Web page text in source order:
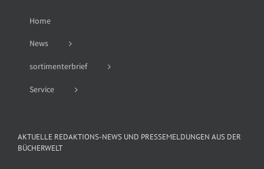
Home
News
sortimenterbrief
Service
AKTUELLE REDAKTIONS-NEWS UND PRESSEMELDUNGEN AUS DER
BÜCHERWELT